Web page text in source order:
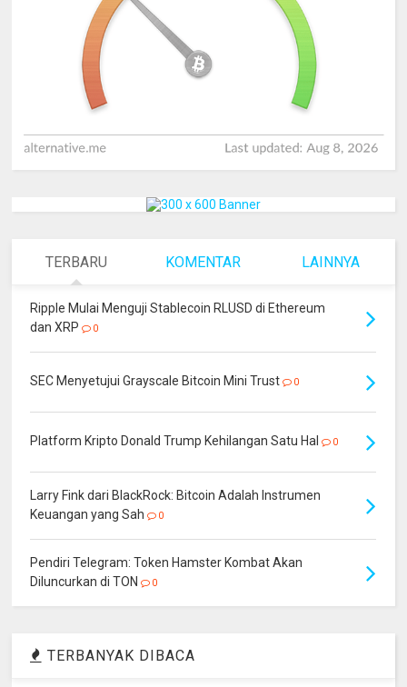
TERBARU KOMENTAR LAINNYA
Ripple Mulai Menguji Stablecoin RLUSD di Ethereum
dan XRP
0
SEC Menyetujui Grayscale Bitcoin Mini Trust 0
Platform Kripto Donald Trump Kehilangan Satu Hal 0
Larry Fink dari BlackRock: Bitcoin Adalah Instrumen
Keuangan yang Sah
0
Pendiri Telegram: Token Hamster Kombat Akan
Diluncurkan di TON
0
TERBANYAK DIBACA